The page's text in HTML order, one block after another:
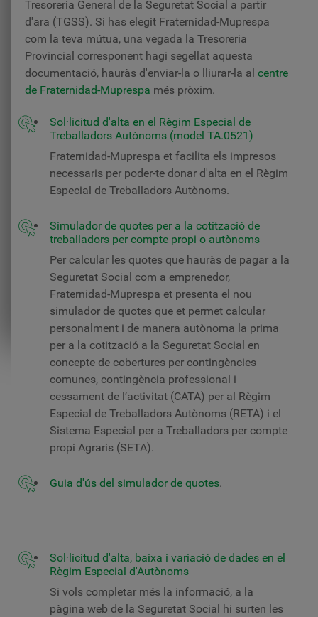
Tresoreria General de la Seguretat Social a partir
d'ara (TGSS). Si has elegit Fraternidad-Muprespa
com la teva mútua, una vegada la Tresoreria
Provincial corresponent hagi segellat aquesta
documentació, hauràs d'enviar-la o lliurar-la al centre
de Fraternidad-Muprespa més pròxim.
Sol·licitud d'alta en el Règim Especial de
Treballadors Autònoms (model TA.0521)
Fraternidad-Muprespa et facilita els impresos
necessaris per poder-te donar d'alta en el Règim
Especial de Treballadors Autònoms.
Simulador de quotes per a la cotització de
treballadors per compte propi o autònoms
Per calcular les quotes que hauràs de pagar a la
Seguretat Social com a emprenedor,
Fraternidad-Muprespa et presenta el nou
simulador de quotes que et permet calcular
personalment i de manera autònoma la prima
per a la cotització a la Seguretat Social en
concepte de cobertures per contingències
comunes, contingència professional i
cessament de l’activitat (CATA) per al Règim
Especial de Treballadors Autònoms (RETA) i el
Sistema Especial per a Treballadors per compte
propi Agraris (SETA).
Guia d'ús del simulador de quotes.
Sol·licitud d'alta, baixa i variació de dades en el
Règim Especial d'Autònoms
Si vols completar més la informació, a la
pàgina web de la Seguretat Social hi surten les